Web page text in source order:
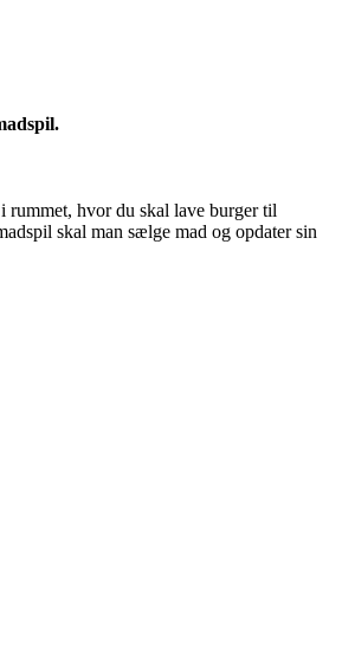
rummet, hvor du skal lave burger til
skal man sælge mad og opdater sin